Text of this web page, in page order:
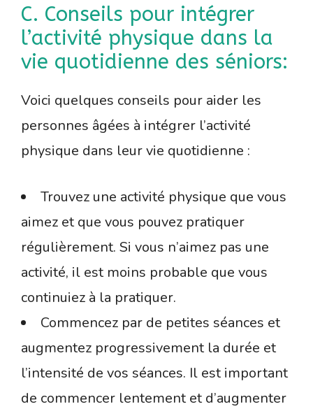
C. Conseils pour intégrer
l’activité physique dans la
vie quotidienne des séniors:
Voici quelques conseils pour aider les
personnes âgées à intégrer l’activité
physique dans leur vie quotidienne :
Trouvez une activité physique que vous
aimez et que vous pouvez pratiquer
régulièrement. Si vous n’aimez pas une
activité, il est moins probable que vous
continuiez à la pratiquer.
Commencez par de petites séances et
augmentez progressivement la durée et
l’intensité de vos séances. Il est important
de commencer lentement et d’augmenter